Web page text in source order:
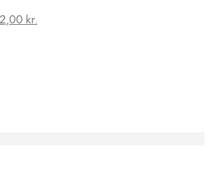
kr.